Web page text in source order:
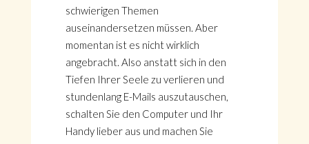
schwierigen Themen
auseinandersetzen müssen. Aber
momentan ist es nicht wirklich
angebracht. Also anstatt sich in den
Tiefen Ihrer Seele zu verlieren und
stundenlang E-Mails auszutauschen,
schalten Sie den Computer und Ihr
Handy lieber aus und machen Sie